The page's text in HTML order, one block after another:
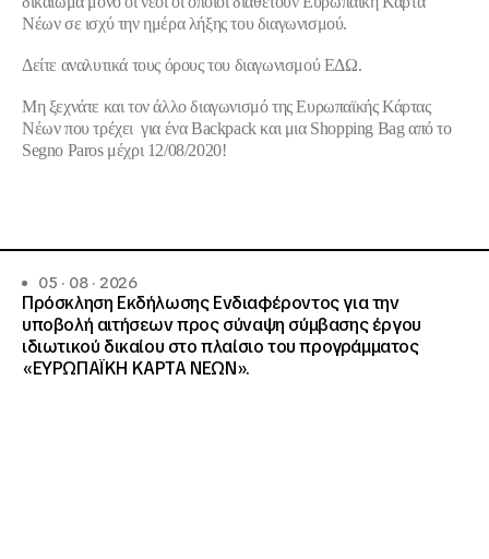
Νέων σε ισχύ την ημέρα λήξης του διαγωνισμού.
Δείτε αναλυτικά τους όρους του διαγωνισμούΕΔΩ.
Μη ξεχνάτε και τον άλλο διαγωνισμό της Ευρωπαϊκής Κάρτας
Νέων που τρέχειγια ένα Backpack και μια Shopping Bag από το
Segno Parosμέχρι 12/08/2020!
05 · 08 · 2026
Πρόσκληση Εκδήλωσης Ενδιαφέροντος για την
υποβολή αιτήσεων προς σύναψη σύμβασης έργου
ιδιωτικού δικαίου στο πλαίσιο του προγράμματος
«ΕΥΡΩΠΑΪΚΗ ΚΑΡΤΑ ΝΕΩΝ».